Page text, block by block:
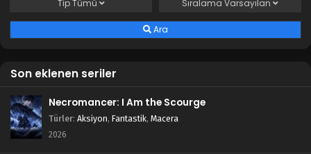
TipTümü Sıralama Varsayılan
Ara
Son eklenen seriler
Necromancer: I Am the Scourge
Türler: Aksiyon, Fantastik, Macera
2026